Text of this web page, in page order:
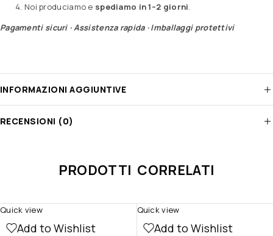
Noi produciamo e spediamo in 1–2 giorni.
Pagamenti sicuri · Assistenza rapida · Imballaggi protettivi
INFORMAZIONI AGGIUNTIVE
RECENSIONI (0)
PRODOTTI CORRELATI
Add to Wishlist
Quick view
Add to Wishlist
Quick view